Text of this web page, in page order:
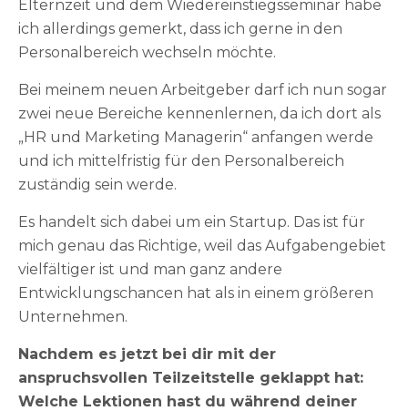
Elternzeit und dem Wiedereinstiegsseminar habe
ich allerdings gemerkt, dass ich gerne in den
Personalbereich wechseln möchte.
Bei meinem neuen Arbeitgeber darf ich nun sogar
zwei neue Bereiche kennenlernen, da ich dort als
„HR und Marketing Managerin“ anfangen werde
und ich mittelfristig für den Personalbereich
zuständig sein werde.
Es handelt sich dabei um ein Startup. Das ist für
mich genau das Richtige, weil das Aufgabengebiet
vielfältiger ist und man ganz andere
Entwicklungschancen hat als in einem größeren
Unternehmen.
Nachdem es jetzt bei dir mit der
anspruchsvollen Teilzeitstelle geklappt hat:
Welche Lektionen hast du während deiner